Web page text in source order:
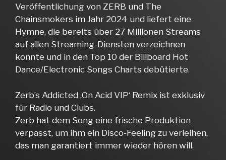
Veröffentlichung von ZERB und The
Chainsmokers im Jahr 2024 und liefert eine
Hymne, die bereits über 27 Millionen Streams
auf allen Streaming-Diensten verzeichnen
konnte und in den Top 10 der Billboard Hot
Dance/Electronic Songs Charts debütierte.
Zerb’s Addicted ‚On Acid VIP‘ Remix ist exklusiv
für Radio und Clubs.
Zerb hat dem Song eine frische Produktion
verpasst, um ihm ein Disco-Feeling zu verleihen,
das man garantiert immer wieder hören will.